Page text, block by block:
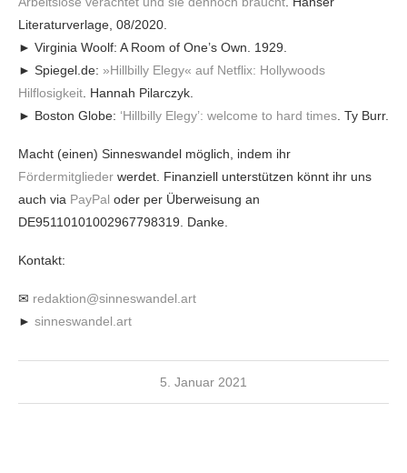
Literaturverlage, 08/2020.
► Virginia Woolf: A Room of One’s Own. 1929.
► Spiegel.de: »Hillbilly Elegy« auf Netflix: Hollywoods
Hilflosigkeit . Hannah Pilarczyk.
► Boston Globe: ‘Hillbilly Elegy’: welcome to hard times . Ty Burr.
Macht (einen) Sinneswandel möglich, indem ihr
Fördermitglieder werdet. Finanziell unterstützen könnt ihr uns
auch via PayPal oder per Überweisung an
DE95110101002967798319. Danke.
Kontakt:
✉ redaktion@sinneswandel.art
► sinneswandel.art
5. Januar 2021